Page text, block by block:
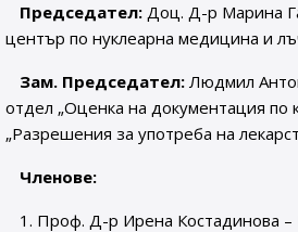
Председател: Доц. Д-р Марина
център по нуклеарна медицина и
Зам. Председател: Людмил
отдел „Оценка на документация по
„Разрешения за употреба на
Членове:
1. Проф. Д-р Ирена Костадинова